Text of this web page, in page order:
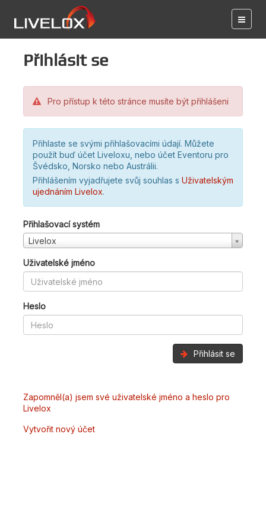
Přihlásit se
Pro přístup k této stránce musíte být přihlášeni
Přihlaste se svými přihlašovacími údají. Můžete
použít buď účet Liveloxu, nebo účet Eventoru pro
Švédsko, Norsko nebo Austrálii.
Přihlášením vyjadřujete svůj souhlas s Uživatelským
ujednáním Livelox.
Přihlašovací systém
Livelox
Uživatelské jméno
Heslo
Přihlásit se
Zapomněl(a) jsem své uživatelské jméno a heslo pro
Livelox
Vytvořit nový účet